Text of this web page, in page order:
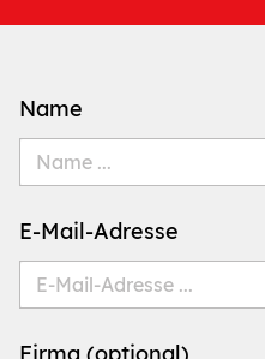
Name
E-Mail-Adresse